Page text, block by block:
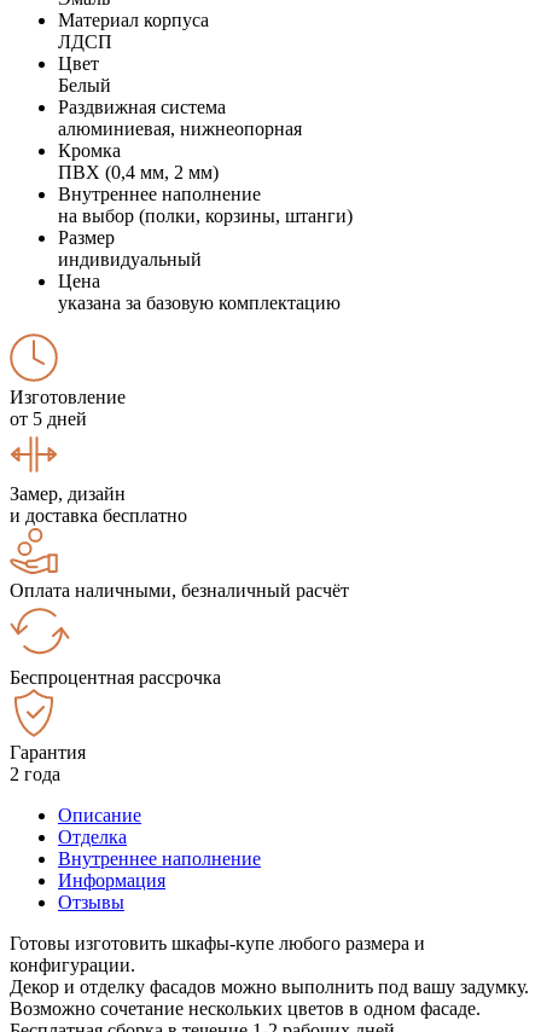
Материал корпуса
ЛДСП
Цвет
Белый
Раздвижная система
алюминиевая, нижнеопорная
Кромка
ПВХ (0,4 мм, 2 мм)
Внутреннее наполнение
на выбор (полки, корзины, штанги)
Размер
индивидуальный
Цена
указана за базовую комплектацию
Изготовление
от 5 дней
Замер, дизайн
и доставка бесплатно
Оплата наличными, безналичный расчёт
Беспроцентная рассрочка
Гарантия
2 года
Описание
Отделка
Внутреннее наполнение
Информация
Отзывы
Готовы изготовить шкафы-купе любого размера и
конфигурации.
Декор и отделку фасадов можно выполнить под вашу задумку.
Возможно сочетание нескольких цветов в одном фасаде.